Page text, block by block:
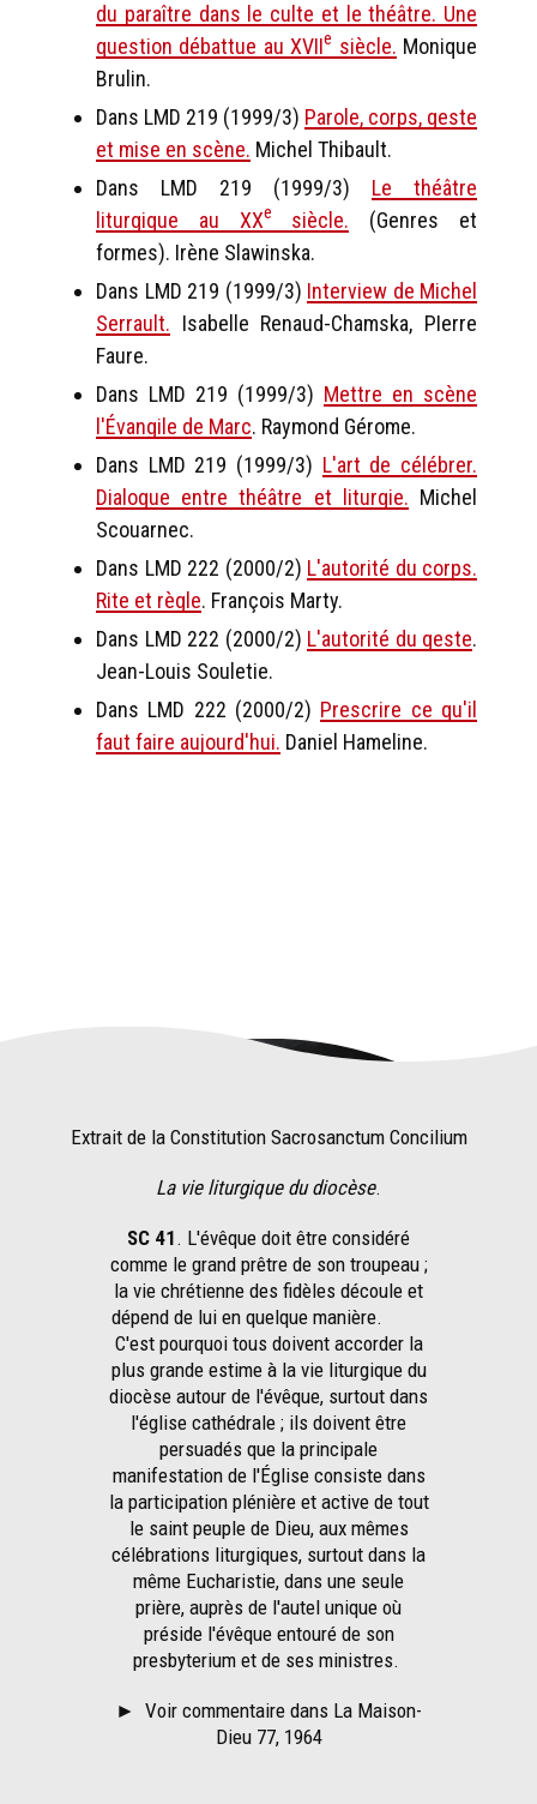
du paraître dans le culte et le théâtre. Une
question débattue au XVIIe siècle. Monique
Brulin.
Dans LMD 219 (1999/3) Parole, corps, geste
et mise en scène. Michel Thibault.
Dans LMD 219 (1999/3) Le théâtre
liturgique au XXe siècle. (Genres et
formes). Irène Slawinska.
Dans LMD 219 (1999/3) Interview de Michel
Serrault. Isabelle Renaud-Chamska, PIerre
Faure.
Dans LMD 219 (1999/3) Mettre en scène
l'Évangile de Marc. Raymond Gérome.
Dans LMD 219 (1999/3) L'art de célébrer.
Dialogue entre théâtre et liturgie. Michel
Scouarnec.
Dans LMD 222 (2000/2) L'autorité du corps.
Rite et règle. François Marty.
Dans LMD 222 (2000/2) L'autorité du geste.
Jean-Louis Souletie.
Dans LMD 222 (2000/2) Prescrire ce qu'il
faut faire aujourd'hui. Daniel Hameline.
Extrait de la Constitution Sacrosanctum Concilium
La vie liturgique du diocèse.
SC 41. L'évêque doit être considéré
comme le grand prêtre de son troupeau ;
la vie chrétienne des fidèles découle et
dépend de lui en quelque manière.
C'est pourquoi tous doivent accorder la
plus grande estime à la vie liturgique du
diocèse autour de l'évêque, surtout dans
l'église cathédrale ; ils doivent être
persuadés que la principale
manifestation de l'Église consiste dans
la participation plénière et active de tout
le saint peuple de Dieu, aux mêmes
célébrations liturgiques, surtout dans la
même Eucharistie, dans une seule
prière, auprès de l'autel unique où
préside l'évêque entouré de son
presbyterium et de ses ministres.
► Voir commentaire dans La Maison-
Dieu 77, 1964